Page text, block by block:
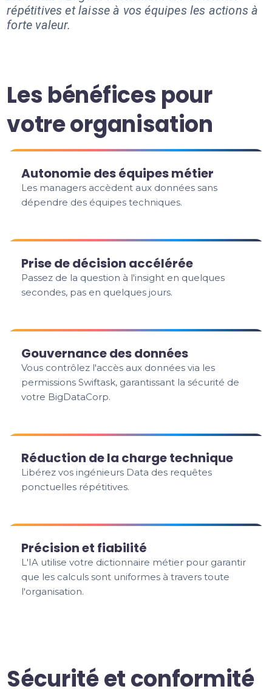
répétitives et laisse à vos équipes les actions à
forte valeur.
Les bénéfices pour
votre organisation
Autonomie des équipes métier
Les managers accèdent aux données sans
dépendre des équipes techniques.
Prise de décision accélérée
Passez de la question à l'insight en quelques
secondes, pas en quelques jours.
Gouvernance des données
Vous contrôlez l'accès aux données via les
permissions Swiftask, garantissant la sécurité de
votre BigDataCorp.
Réduction de la charge technique
Libérez vos ingénieurs Data des requêtes
ponctuelles répétitives.
Précision et fiabilité
L'IA utilise votre dictionnaire métier pour garantir
que les calculs sont uniformes à travers toute
l'organisation.
Sécurité et conformité